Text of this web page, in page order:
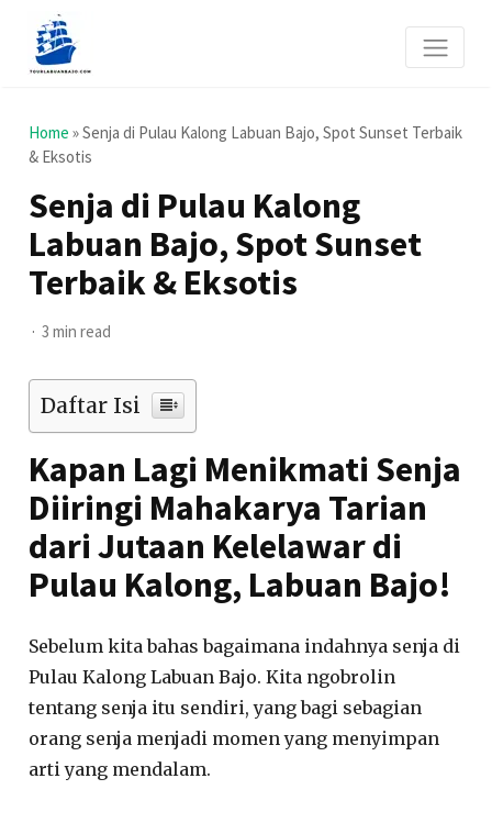
Home »Senja di Pulau Kalong Labuan Bajo, Spot Sunset Terbaik
& Eksotis
Senja di Pulau Kalong
Labuan Bajo, Spot Sunset
Terbaik & Eksotis
3 min read
Daftar Isi
Kapan Lagi Menikmati Senja
Diiringi Mahakarya Tarian
dari Jutaan Kelelawar di
Pulau Kalong, Labuan Bajo!
Sebelum kita bahas bagaimana indahnya senja di
Pulau Kalong Labuan Bajo. Kita ngobrolin
tentang senja itu sendiri, yang bagi sebagian
orang senja menjadi momen yang menyimpan
arti yang mendalam.